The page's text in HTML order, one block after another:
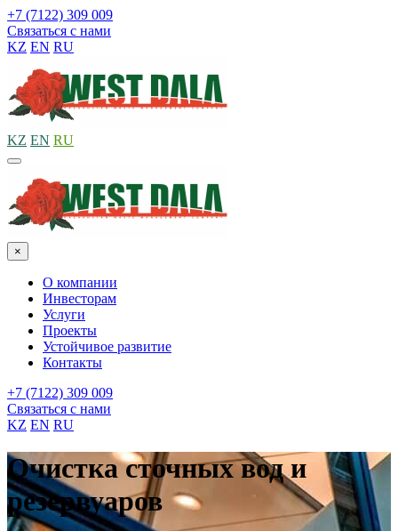
+7 (7122) 309 009
Связаться с нами
KZ EN RU
KZ EN RU
×
О компании
Инвесторам
Услуги
Проекты
Устойчивое развитие
Контакты
+7 (7122) 309 009
Связаться с нами
KZ EN RU
Очистка сточных вод и
резервуаров